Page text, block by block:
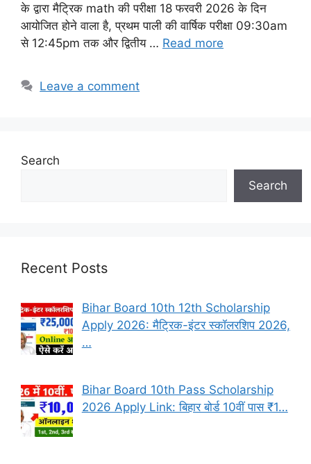
के द्वारा मैट्रिक math की परीक्षा 18 फरवरी 2026 के दिन
आयोजित होने वाला है, प्रथम पाली की वार्षिक परीक्षा 09:30am
से 12:45pm तक और द्वितीय … Read more
Leave a comment
Search
Search
Recent Posts
Bihar Board 10th 12th Scholarship
Apply 2026: मैट्रिक-इंटर स्कॉलरशिप 2026,
…
Bihar Board 10th Pass Scholarship
2026 Apply Link: बिहार बोर्ड 10वीं पास ₹1…